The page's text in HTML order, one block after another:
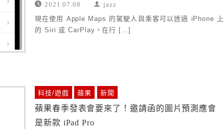
2021.07.08 jazz
現在使用 Apple Maps 的駕駛人與乘客可以透過 iPhone 上
的 Siri 或 CarPlay，在行 […]
科技/遊戲 蘋果 新聞
蘋果春季發表會要來了！邀請函的圖片預測應會
是新款 iPad Pro